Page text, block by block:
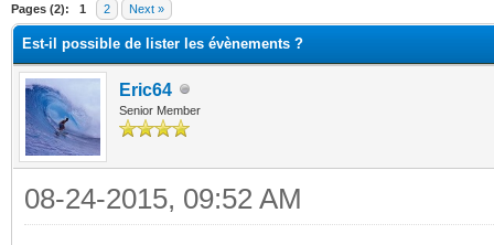
Pages (2): 1 2 Next »
Est-il possible de lister les évènements ?
Eric64
Senior Member
08-24-2015, 09:52 AM